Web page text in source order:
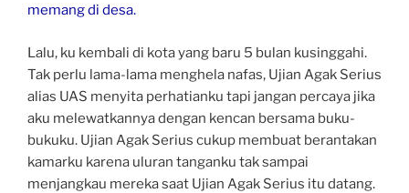
memang di desa.
Lalu, ku kembali di kota yang baru 5 bulan kusinggahi.
Tak perlu lama-lama menghela nafas, Ujian Agak Serius
alias UAS menyita perhatianku tapi jangan percaya jika
aku melewatkannya dengan kencan bersama buku-
bukuku. Ujian Agak Serius cukup membuat berantakan
kamarku karena uluran tanganku tak sampai
menjangkau mereka saat Ujian Agak Serius itu datang.